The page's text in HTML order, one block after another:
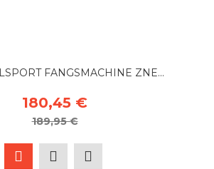
FANGSMACHINE ZNE...
180,45 €
189,95 €